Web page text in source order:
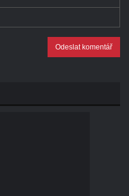
Odeslat komentář